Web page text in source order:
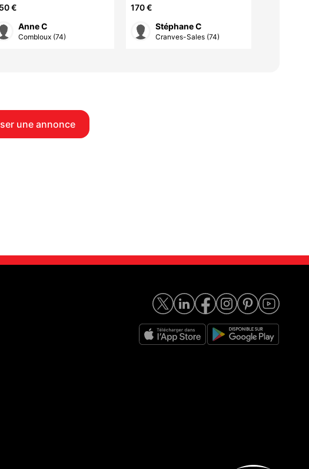
€
Anne C
Combloux (74)
Saint-Martin 2 places
Pieds galbés
170 €
Stéphane C
Cranves-Sales (74)
une annonce